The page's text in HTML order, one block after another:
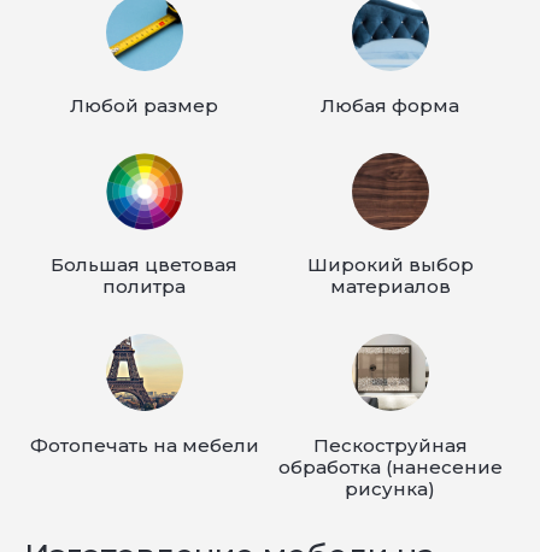
Любой размер Любая форма
Большая цветовая
политра
Широкий выбор
материалов
Фотопечать на мебели
Пескоструйная
обработка (нанесение
рисунка)